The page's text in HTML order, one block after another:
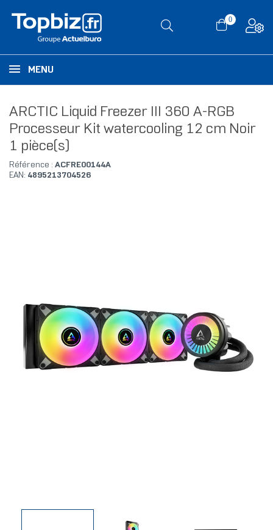
0
MENU
ARCTIC Liquid Freezer III 360 A-RGB
Processeur Kit watercooling 12 cm Noir
1 pièce(s)
Référence : ACFRE00144A
EAN: 4895213704526